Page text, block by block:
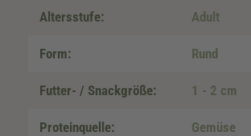
Altersstufe: Adult
Form: Rund
Futter- / Snackgröße: 1 - 2 cm
Proteinquelle: Gemüse